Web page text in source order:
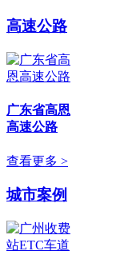
高速公路
广东省高恩
高速公路
查看更多 >
城市案例